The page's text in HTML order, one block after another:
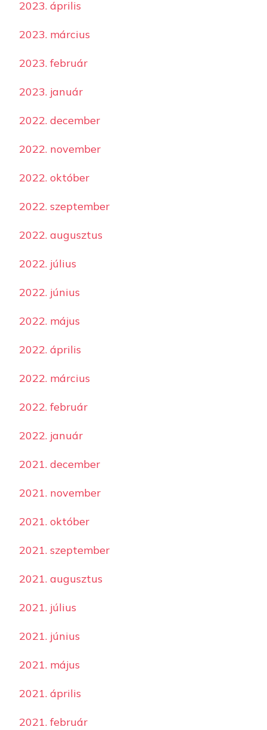
2023. április
2023. március
2023. február
2023. január
2022. december
2022. november
2022. október
2022. szeptember
2022. augusztus
2022. július
2022. június
2022. május
2022. április
2022. március
2022. február
2022. január
2021. december
2021. november
2021. október
2021. szeptember
2021. augusztus
2021. július
2021. június
2021. május
2021. április
2021. február